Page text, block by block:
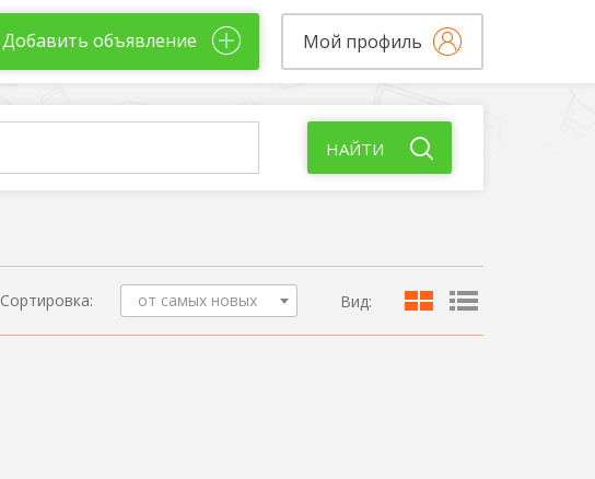
Добавить объявление Мой профиль
НАЙТИ
Сортировка: от самых новых Вид: